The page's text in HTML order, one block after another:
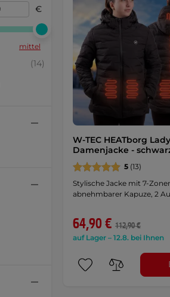
€
mittel
(14)
W-TEC HEATborg
Damenjacke -
5 (13)
Stylische Jacke mit 7-
abnehmbarer Kapuze, 2
64,90 € 112,90 €
auf Lager – 12.8. bei Ihnen